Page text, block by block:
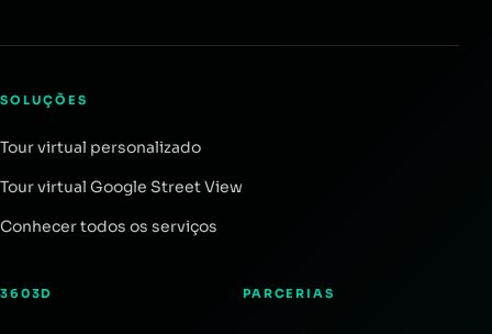
SOLUÇÕES
Tour virtual personalizado
Tour virtual Google Street View
Conhecer todos os serviços
3603D PARCERIAS